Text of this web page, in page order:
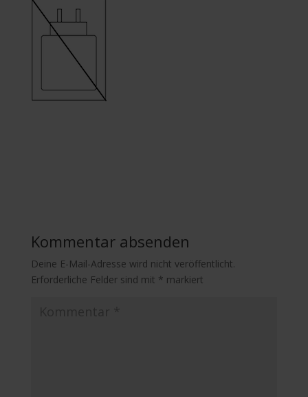
Kommentar absenden
Deine E-Mail-Adresse wird nicht veröffentlicht.
Erforderliche Felder sind mit * markiert